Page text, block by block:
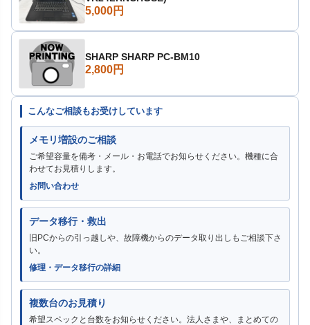
5,000円
SHARP SHARP PC-BM10
2,800円
こんなご相談もお受けしています
メモリ増設のご相談
ご希望容量を備考・メール・お電話でお知らせください。機種に合
わせてお見積りします。
お問い合わせ
データ移行・救出
旧PCからの引っ越しや、故障機からのデータ取り出しもご相談下さ
い。
修理・データ移行の詳細
複数台のお見積り
希望スペックと台数をお知らせください。法人さまや、まとめての